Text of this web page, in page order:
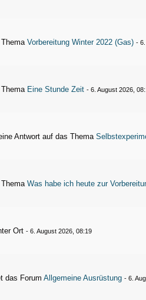
ThemaVorbereitung Winter 2022 (Gas) -
Eine Stunde Zeit -6. August 2026,
Antwort auf das Thema
ThemaWas habe ich heute zur
Ort-6. August 2026, 08:19
das ForumAllgemeine Ausrüstung -6.